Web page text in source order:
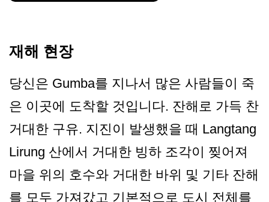
재해 현장
당신은 Gumba를 지나서 많은 사람들이 죽
은 이곳에 도착할 것입니다. 잔해로 가득 찬
거대한 구유. 지진이 발생했을 때 Langtang
Lirung 산에서 거대한 빙하 조각이 찢어져
마을 위의 호수와 거대한 바위 및 기타 잔해
를 모두 가져갔고 기본적으로 도시 전체를